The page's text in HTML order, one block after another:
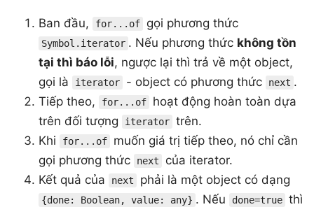
Ban đầu, for...of gọi phương thức
Symbol.iterator . Nếu phương thức không tồn
tại thì báo lỗi, ngược lại thì trả về một object,
gọi là
iterator - object có phương thức next .
Tiếp theo,
for...of
hoạt động hoàn toàn dựa
trên đối tượng
iterator trên.
Khi
for...of
muốn giá trị tiếp theo, nó chỉ cần
gọi phương thức
next
của iterator.
Kết quả của
next phải là một object có dạng
{done: Boolean, value: any} . Nếu done=true thì